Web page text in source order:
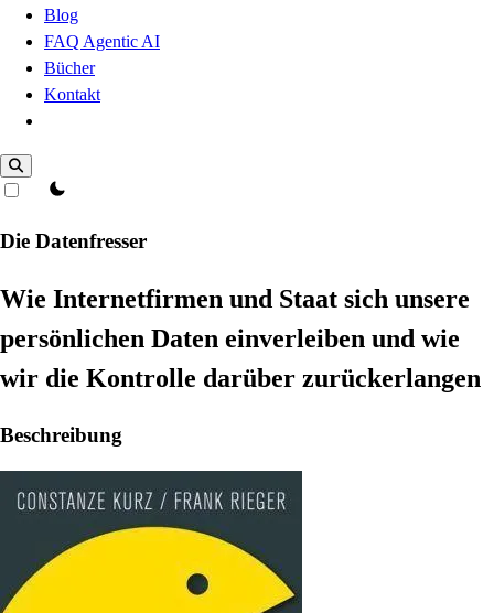
Blog
FAQ Agentic AI
Bücher
Kontakt
theme switcher
Die Datenfresser
Wie Internetfirmen und Staat sich unsere
persönlichen Daten einverleiben und wie
wir die Kontrolle darüber zurückerlangen
Beschreibung